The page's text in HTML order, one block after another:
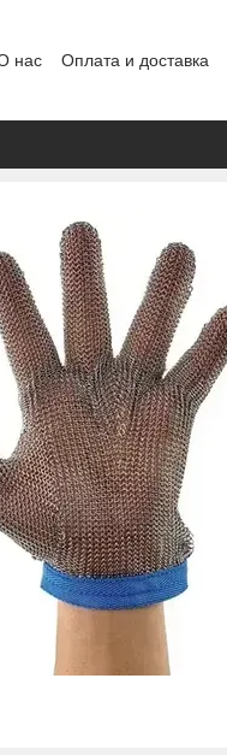
нас Оплата и доставка